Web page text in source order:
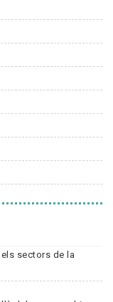
sectors de la